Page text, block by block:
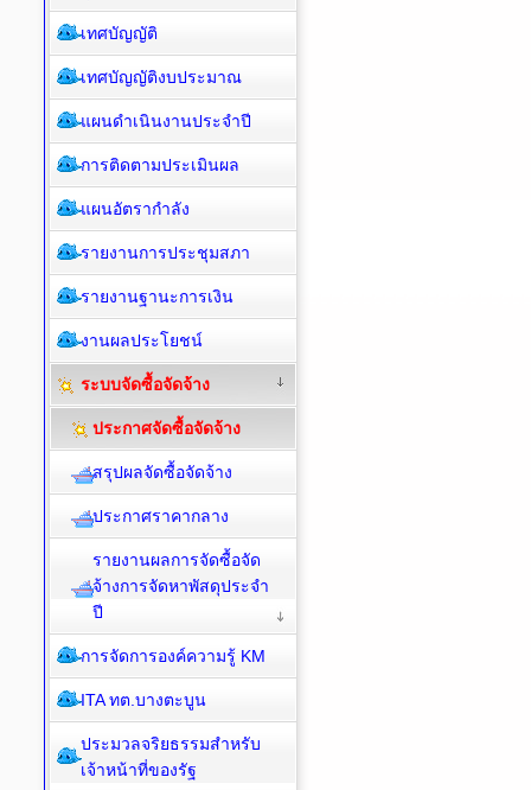
เทศบัญญัติ
เทศบัญญัติงบประมาณ
แผนดำเนินงานประจำปี
การติดตามประเมินผล
แผนอัตรากำลัง
รายงานการประชุมสภา
รายงานฐานะการเงิน
งานผลประโยชน์
ระบบจัดซื้อจัดจ้าง
ประกาศจัดซื้อจัดจ้าง
สรุปผลจัดซื้อจัดจ้าง
ประกาศราคากลาง
รายงานผลการจัดซื้อจัด
จ้างการจัดหาพัสดุประจำ
ปี
การจัดการองค์ความรู้ KM
ITA ทต.บางตะบูน
ประมวลจริยธรรมสำหรับ
เจ้าหน้าที่ของรัฐ